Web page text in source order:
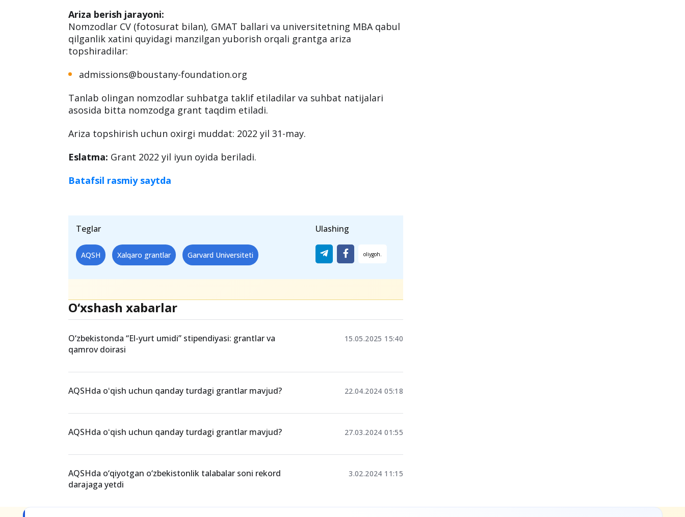
Eslatma: NomzodlarGarvardning MBAdasturiga kirish taklifini olgandan
keyingina stipendiya olish uchun ariza topshirishlari mumkin.
Nomzodlar CV (fotosurat bilan), GMAT ballari va universitetning MBA qabul
qilganlik xatini quyidagi manzilgan yuborish orqali grantga ariza
asosida bitta nomzodga grant taqdim etiladi.
Eslatma:
Batafsil rasmiy saytda
Teglar Ulashing
O‘zbekistonda “El-yurt umidi” stipendiyasi: grantlar va
15.05.2025 15:40
AQSHda oʻqish uchun qanday turdagi grantlar mavjud? 27.03.2024 01:55